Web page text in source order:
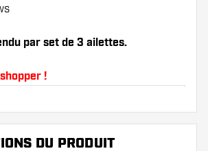
par set de 3 ailettes.
!
peuvent être endommagés ou
DU PRODUIT